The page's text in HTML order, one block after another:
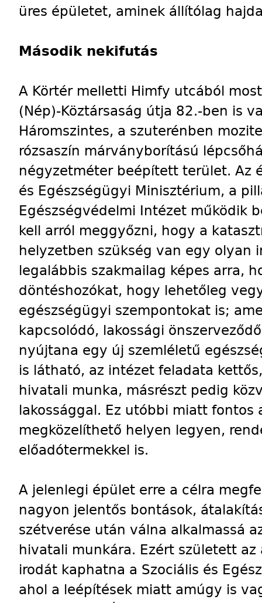
üres épületet, aminek állítólag
Második nekifutás
A Körtér melletti Himfy utcából
(Nép)-Köztársaság útja 82.-ben is
Háromszintes, a szuterénben
rózsaszín márványborítású
négyzetméter beépített terület. Az
és Egészségügyi Minisztérium, a
Egészségvédelmi Intézet működik
kell arról meggyőzni, hogy a
helyzetben szükség van egy olyan
legalábbis szakmailag képes arra,
döntéshozókat, hogy lehetőleg
egészségügyi szempontokat is;
kapcsolódó, lakossági
nyújtana egy új szemléletű
is látható, az intézet feladata
hivatali munka, másrészt pedig
lakossággal. Ez utóbbi miatt fontos
megközelíthető helyen legyen,
előadótermekkel is.
A jelenlegi épület erre a célra
nagyon jelentős bontások,
szétverése után válna alkalmassá
hivatali munkára. Ezért született
irodát kaphatna a Szociális és
ahol a leépítések miatt amúgy is